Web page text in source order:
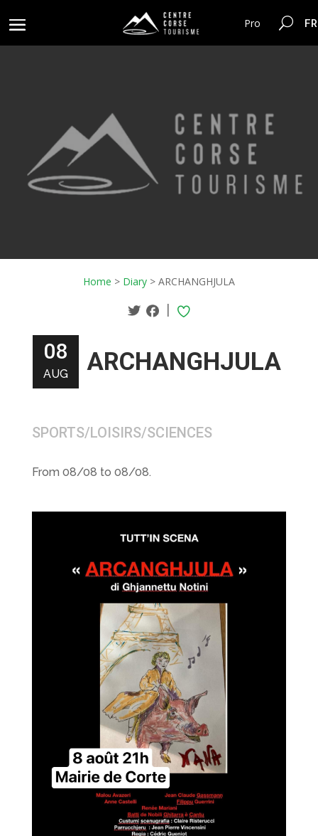
Pro
Home > Diary> ARCHANGHJULA
|
08
AUG ARCHANGHJULA
SPORTS/LOISIRS/SCIENCES
From 08/08 to 08/08.